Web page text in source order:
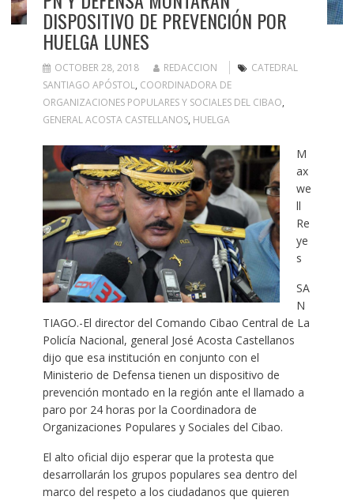
DISPOSITIVO DE PREVENCIÓN POR
HUELGA LUNES
OCTOBER 28, 2018 REDACCION
CATEDRAL
SANTIAGO APÓSTOL, COORDINADORA DE
ORGANIZACIONES POPULARES Y SOCIALES DEL CIBAO,
GENERAL ACOSTA CASTELLANOS, HUELGA
M
ax
we
ll
Re
ye
s
SA
N
TIAGO.-El director del Comando Cibao Central de La
Policía Nacional, general José Acosta Castellanos
dijo que esa institución en conjunto con el
Ministerio de Defensa tienen un dispositivo de
prevención montado en la región ante el llamado a
paro por 24 horas por la Coordinadora de
Organizaciones Populares y Sociales del Cibao.
El alto oficial dijo esperar que la protesta que
desarrollarán los grupos populares sea dentro del
marco del respeto a los ciudadanos que quieren